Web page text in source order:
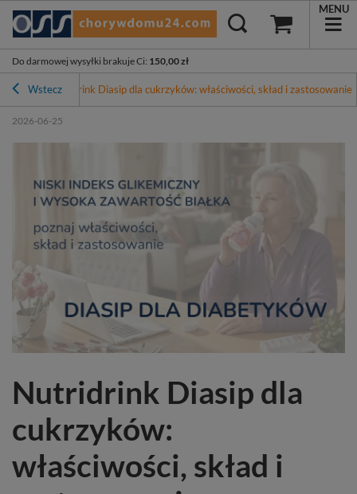
Do darmowej wysyłki brakuje Ci: 150,00 zł
MENU
WsteczNutridrink Diasip dla cukrzyków: właściwości, skład i zastosowanie
2026-06-25
Nutridrink Diasip dla
cukrzyków:
właściwości, skład i